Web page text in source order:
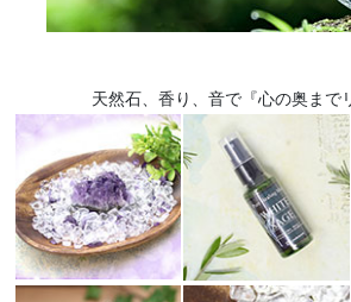
天然石、香り、音で『心の奥まで